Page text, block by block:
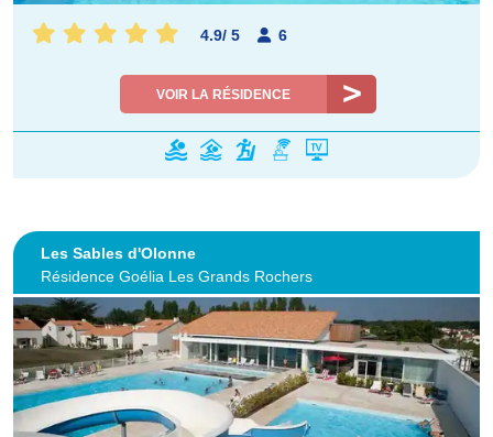
4.9/ 5 6
VOIR LA RÉSIDENCE
Les Sables d'Olonne
Résidence Goélia Les Grands Rochers